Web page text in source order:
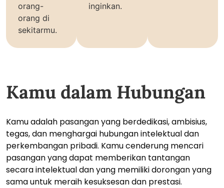
orang-
orang di
sekitarmu.
inginkan.
Kamu dalam Hubungan
Kamu adalah pasangan yang berdedikasi, ambisius,
tegas, dan menghargai hubungan intelektual dan
perkembangan pribadi. Kamu cenderung mencari
pasangan yang dapat memberikan tantangan
secara intelektual dan yang memiliki dorongan yang
sama untuk meraih kesuksesan dan prestasi.